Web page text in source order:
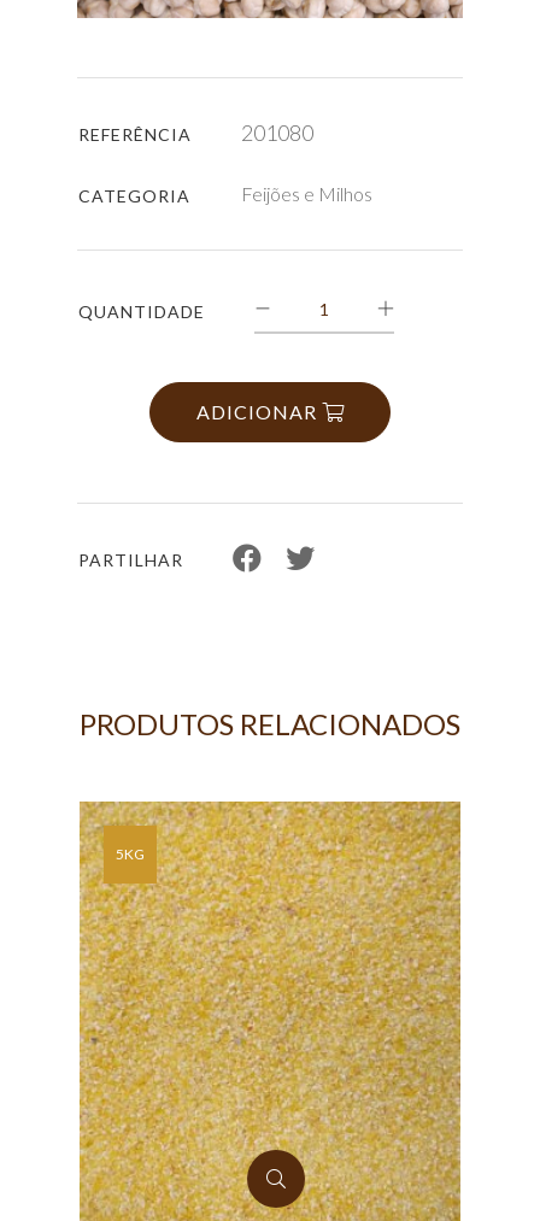
REFERÊNCIA 201080
CATEGORIA Feijões e Milhos
QUANTIDADE
ADICIONAR
PARTILHAR
PRODUTOS RELACIONADOS
5KG